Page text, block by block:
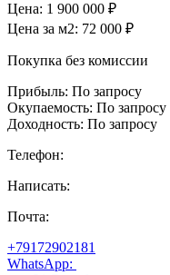
Цена: 1 900 000 ₽
Цена за м2: 72 000 ₽
Покупка без комиссии
Прибыль: По запросу
Окупаемость: По запросу
Доходность: По запросу
Телефон:
Написать:
Почта:
+79172902181
WhatsApp: